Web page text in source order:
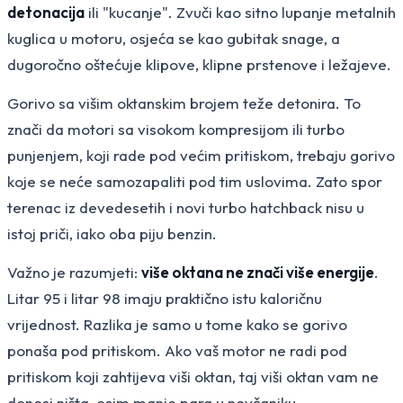
detonacija ili "kucanje". Zvuči kao sitno lupanje metalnih
kuglica u motoru, osjeća se kao gubitak snage, a
dugoročno oštećuje klipove, klipne prstenove i ležajeve.
Gorivo sa višim oktanskim brojem teže detonira. To
znači da motori sa visokom kompresijom ili turbo
punjenjem, koji rade pod većim pritiskom, trebaju gorivo
koje se neće samozapaliti pod tim uslovima. Zato spor
terenac iz devedesetih i novi turbo hatchback nisu u
istoj priči, iako oba piju benzin.
Važno je razumjeti: više oktana ne znači više energije.
Litar 95 i litar 98 imaju praktično istu kaloričnu
vrijednost. Razlika je samo u tome kako se gorivo
ponaša pod pritiskom. Ako vaš motor ne radi pod
pritiskom koji zahtijeva viši oktan, taj viši oktan vam ne